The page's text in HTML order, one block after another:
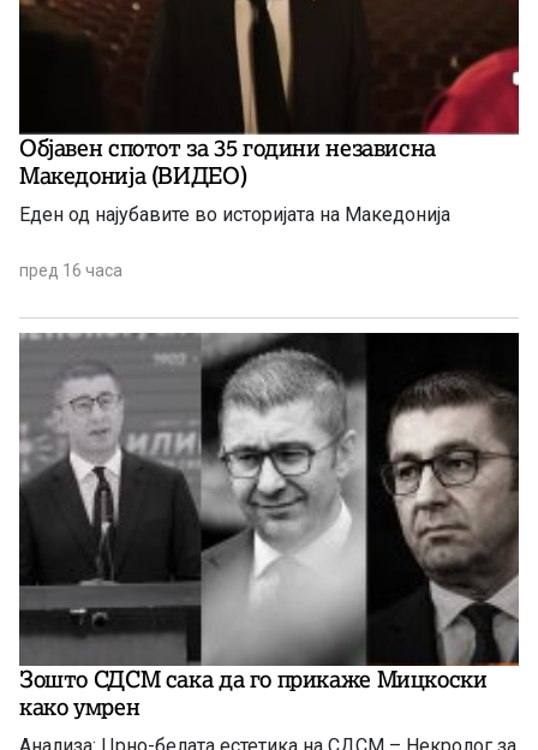
Објавен спотот за 35 години независна
Македонија (ВИДЕО)
Еден од најубавите во историјата на Македонија
пред 16 часа
Зошто СДСМ сака да го прикаже Мицкоски
како умрен